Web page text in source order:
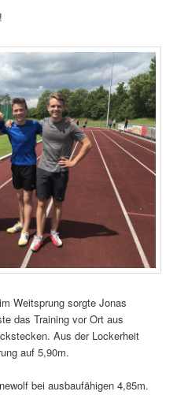
Weitsprung sorgte Jonas
das Training vor Ort aus
Aus der Lockerheit
auf 5,90m.
bei ausbaufähigen 4,85m.